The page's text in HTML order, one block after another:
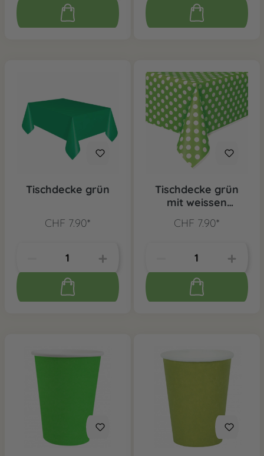
Tischdecke grün
CHF 7.90*
Tischdecke grün
mit weissen
CHF 7.90*